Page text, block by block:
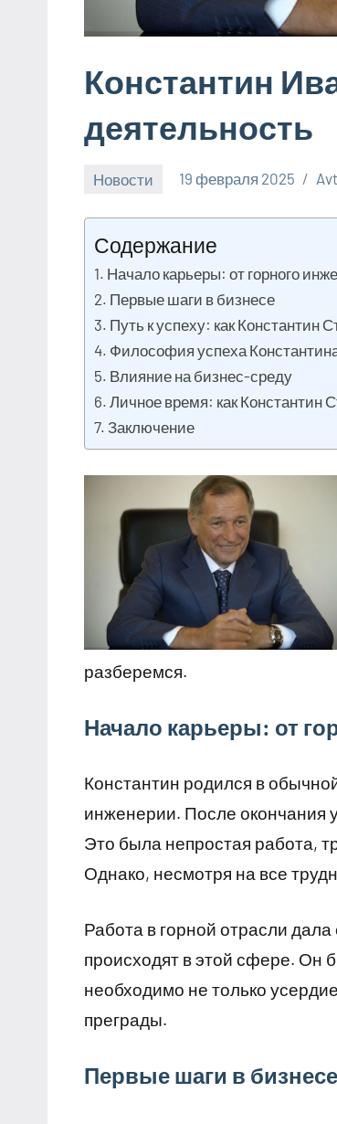
Константин
деятельность
Новости 19 февраля 2025
Содержание
Начало карьеры: от горного
Первые шаги в бизнесе
Путь к успеху: как Константин
Философия успеха
Влияние на бизнес-среду
Личное время: как Константин
Заключение
разберемся.
Начало карьеры: от
Константин родился в
инженерии. После окончания
Это была непростая работа,
Однако, несмотря на все
Работа в горной отрасли
происходят в этой сфере. Он
необходимо не только
преграды.
Первые шаги в бизнесе